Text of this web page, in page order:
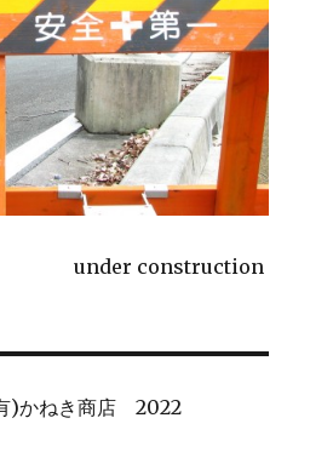
under construction
かねき商店 2022